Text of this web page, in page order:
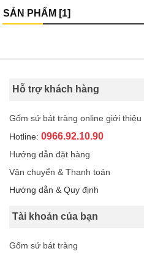
SẢN PHẨM [1]
Hỗ trợ khách hàng
Gốm sứ bát tràng online giới thiệu
Hotline: 0966.92.10.90
Hướng dẫn đặt hàng
Vận chuyển & Thanh toán
Hướng dẫn & Quy định
Tài khoản của bạn
Gốm sứ bát tràng